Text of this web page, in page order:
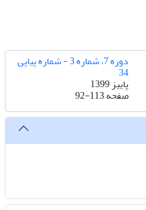
دوره 7، شماره 3 - شماره پیاپی
34
پاییز 1399
صفحه92-113